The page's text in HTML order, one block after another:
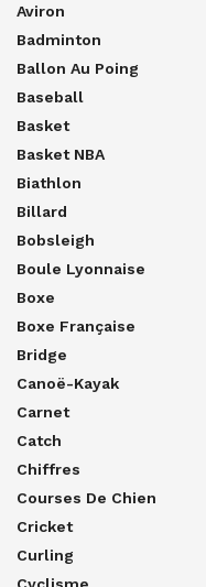
Aviron
Badminton
Ballon Au Poing
Baseball
Basket
Basket NBA
Biathlon
Billard
Bobsleigh
Boule Lyonnaise
Boxe
Boxe Française
Bridge
Canoë-Kayak
Carnet
Catch
Chiffres
Courses De Chien
Cricket
Curling
Cyclisme